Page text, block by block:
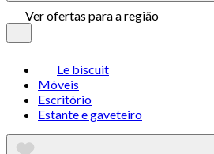
Ver ofertas para a região
Le biscuit
Móveis
Escritório
Estante e gaveteiro